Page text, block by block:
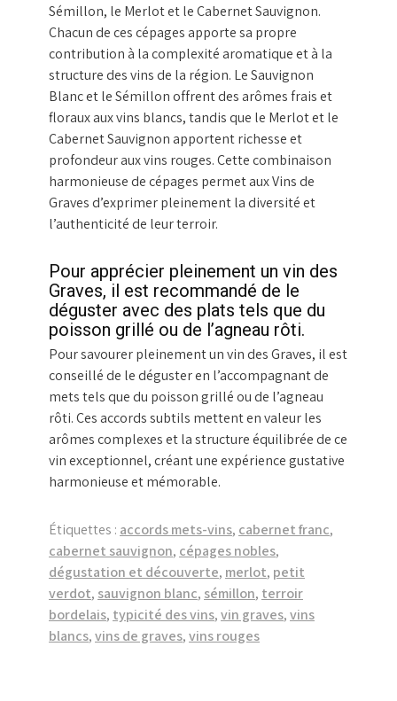
Sémillon, le Merlot et le Cabernet Sauvignon.
Chacun de ces cépages apporte sa propre
contribution à la complexité aromatique et à la
structure des vins de la région. Le Sauvignon
Blanc et le Sémillon offrent des arômes frais et
floraux aux vins blancs, tandis que le Merlot et le
Cabernet Sauvignon apportent richesse et
profondeur aux vins rouges. Cette combinaison
harmonieuse de cépages permet aux Vins de
Graves d’exprimer pleinement la diversité et
l’authenticité de leur terroir.
Pour apprécier pleinement un vin des
Graves, il est recommandé de le
déguster avec des plats tels que du
poisson grillé ou de l’agneau rôti.
Pour savourer pleinement un vin des Graves, il est
conseillé de le déguster en l’accompagnant de
mets tels que du poisson grillé ou de l’agneau
rôti. Ces accords subtils mettent en valeur les
arômes complexes et la structure équilibrée de ce
vin exceptionnel, créant une expérience gustative
harmonieuse et mémorable.
Étiquettes : accords mets-vins, cabernet franc,
cabernet sauvignon, cépages nobles,
dégustation et découverte, merlot, petit
verdot, sauvignon blanc, sémillon, terroir
bordelais, typicité des vins,vin graves,vins
blancs,vins de graves,vins rouges